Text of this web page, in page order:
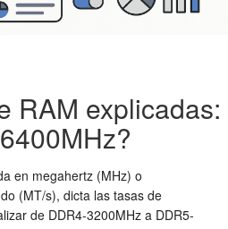
RAM explicadas:
en megahertz (MHz) o
(MT/s), dicta las tasas de
de DDR4-3200MHz a DDR5-